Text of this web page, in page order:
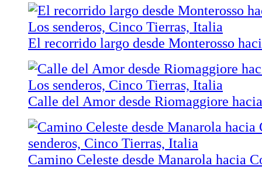
El recorrido largo desde Monterosso
Calle del Amor desde Riomaggiore
Camino Celeste desde Manarola hacia